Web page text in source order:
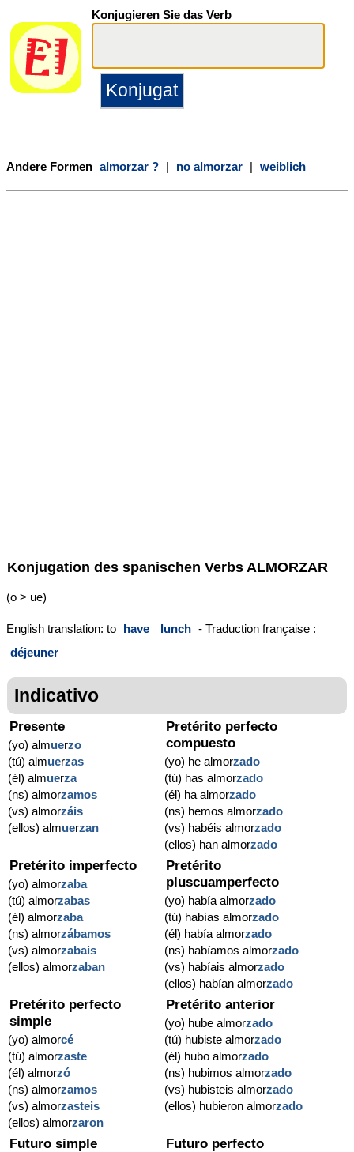
Konjugieren Sie das Verb
Andere Formen almorzar ? | no almorzar | weiblich
Konjugation des spanischen Verbs ALMORZAR
(o > ue)
English translation: to have lunch - Traduction française :
déjeuner
Indicativo
Presente
(yo) almuerzo
(tú) almuerzas
(él) almuerza
(ns) almorzamos
(vs) almorzáis
(ellos) almuerzan
Pretérito perfecto
compuesto
(yo) he almorzado
(tú) has almorzado
(él) ha almorzado
(ns) hemos almorzado
(vs) habéis almorzado
(ellos) han almorzado
Pretérito imperfecto
(yo) almorzaba
(tú) almorzabas
(él) almorzaba
(ns) almorzábamos
(vs) almorzabais
(ellos) almorzaban
Pretérito
pluscuamperfecto
(yo) había almorzado
(tú) habías almorzado
(él) había almorzado
(ns) habíamos almorzado
(vs) habíais almorzado
(ellos) habían almorzado
Pretérito perfecto
simple
(yo) almorcé
(tú) almorzaste
(él) almorzó
(ns) almorzamos
(vs) almorzasteis
(ellos) almorzaron
Pretérito anterior
(yo) hube almorzado
(tú) hubiste almorzado
(él) hubo almorzado
(ns) hubimos almorzado
(vs) hubisteis almorzado
(ellos) hubieron almorzado
Futuro simple Futuro perfecto